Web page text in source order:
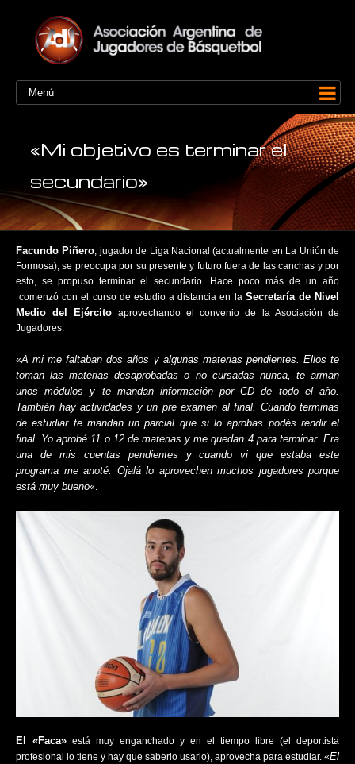
Menú
«Mi objetivo es terminar el
secundario»
Facundo Piñero, jugador de Liga Nacional (actualmente en La Unión de
Formosa), se preocupa por su presente y futuro fuera de las canchas y por
esto, se propuso terminar el secundario. Hace poco más de un año
comenzó con el curso de estudio a distancia en la Secretaría de Nivel
Medio del Ejército aprovechando el convenio de la Asociación de
Jugadores.
«A mi me faltaban dos años y algunas materias pendientes. Ellos te
toman las materias desaprobadas o no cursadas nunca, te arman
unos módulos y te mandan información por CD de todo el año.
También hay actividades y un pre examen al final. Cuando terminas
de estudiar te mandan un parcial que si lo aprobas podés rendir el
final. Yo aprobé 11 o 12 de materias y me quedan 4 para terminar. Era
una de mis cuentas pendientes y cuando vi que estaba este
programa me anoté. Ojalá lo aprovechen muchos jugadores porque
está muy bueno«.
El «Faca» está muy enganchado y en el tiempo libre (el deportista
profesional lo tiene y hay que saberlo usarlo), aprovecha para estudiar. «El